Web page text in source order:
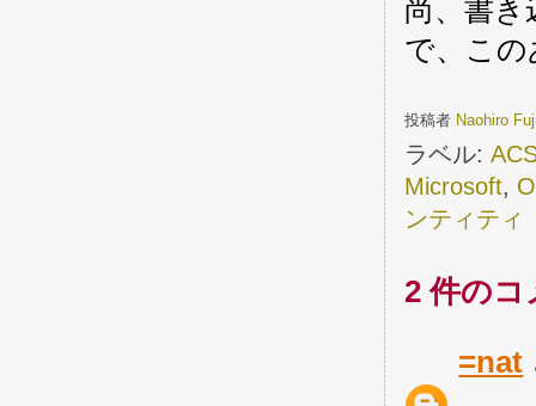
尚、書
で、こ
投稿者 Naohiro
ラベル:
Microsoft,
ンティティ
2 件の
=nat